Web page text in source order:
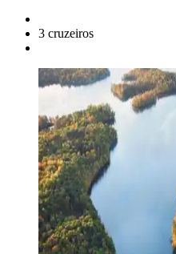
3 cruzeiros